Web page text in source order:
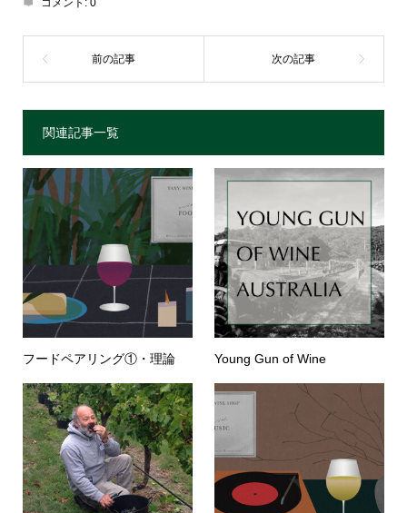
コメント: 0
関連記事一覧
フードペアリング①・理論 Young Gun of Wine